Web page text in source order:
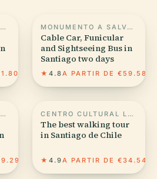
MONUMENTO A SALVADOR ALLENDE, SANTIAGO DO CHILE MONUMENTO A SALVADOR ALLENDE, SANTIAGO DO CHILE
Cable Car, Funicular
and Sightseeing Bus in
Santiago two days
★ 4.8A PARTIR DE €59.58
MONUMENTO A SALVADOR ALLENDE, SANTIAGO DO CHILE CENTRO CULTURAL LA MONEDA
The best walking tour
in Santiago de Chile
★ 4.9A PARTIR DE €34.54